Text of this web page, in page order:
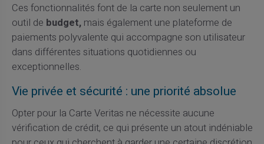
Ces fonctionnalités font de la carte non seulement un
outil de budget,mais également une plateforme de
paiements polyvalente qui accompagne son utilisateur
dans différentes situations quotidiennes ou
exceptionnelles.
Vie privée et sécurité : une priorité absolue
Opter pour la Carte Veritas ne nécessite aucune
vérification de crédit, ce qui présente un atout indéniable